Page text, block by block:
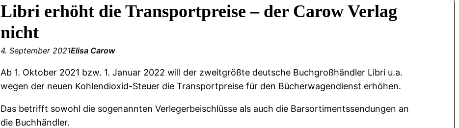
Libri erhöht die Transportpreise – der Carow Verlag
nicht
4. September 2021Elisa Carow
Ab 1. Oktober 2021 bzw. 1. Januar 2022 will der zweitgrößte deutsche Buchgroßhändler Libri u.a.
wegen der neuen Kohlendioxid-Steuer die Transportpreise für den Bücherwagendienst erhöhen.
Das betrifft sowohl die sogenannten Verlegerbeischlüsse als auch die Barsortimentssendungen an
die Buchhändler.